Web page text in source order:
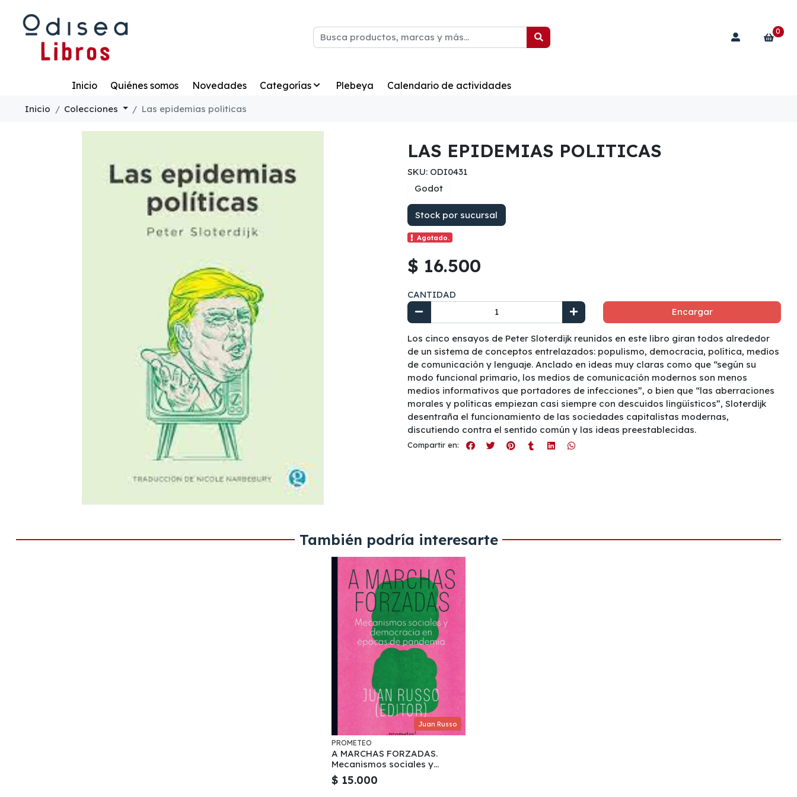
0
Inicio Quiénes somos Novedades Categorías Plebeya Calendario de actividades
Inicio Colecciones Las epidemias politicas
LAS EPIDEMIAS POLITICAS
SKU: ODI0431
Godot
Stock por sucursal
Agotado.
$ 16.500
CANTIDAD
Encargar
Los cinco ensayos de Peter Sloterdijk reunidos en este libro giran todos alrededor
de un sistema de conceptos entrelazados: populismo, democracia, política, medios
de comunicación y lenguaje. Anclado en ideas muy claras como que “según su
modo funcional primario, los medios de comunicación modernos son menos
medios informativos que portadores de infecciones”, o bien que “las aberraciones
morales y políticas empiezan casi siempre con descuidos lingüísticos”, Sloterdijk
desentraña el funcionamiento de las sociedades capitalistas modernas,
discutiendo contra el sentido común y las ideas preestablecidas.
Compartir en:
También podría interesarte
Juan Russo
PROMETEO
A MARCHAS FORZADAS.
Mecanismos sociales y
democracia en epocas de
pandemia
$ 15.000